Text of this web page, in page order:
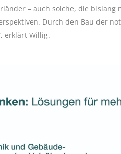
– auch solche, die
Durch den Bau der
erklärt Willig.